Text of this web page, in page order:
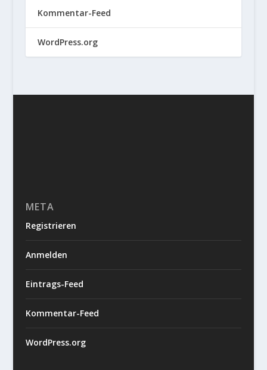
Kommentar-Feed
WordPress.org
META
Registrieren
Anmelden
Eintrags-Feed
Kommentar-Feed
WordPress.org